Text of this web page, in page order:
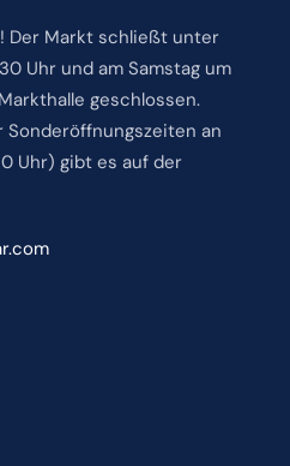
Der Markt schließt unter
Uhr und am Samstag um
geschlossen.
an
Uhr) gibt es auf der